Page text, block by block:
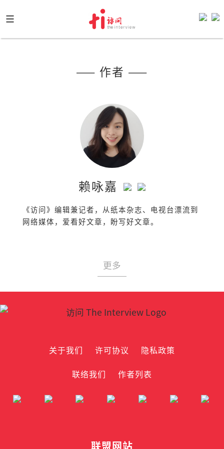
to
content
—— 作者 ——
赖咏嘉
《访问》编辑兼记者，从纸本杂志、电视台漂流到
网络媒体，爱看好文章，盼写好文章。
更多
关于我们 许可协议
隐私政策
联络我们
作者列表
联盟网站